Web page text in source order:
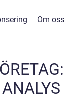
Om oss
ANALYS